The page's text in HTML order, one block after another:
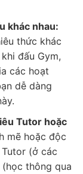
khác nhau:
thức khác
đấu Gym,
các hoạt
dễ dàng
Tutor hoặc
mẽ hoặc độc
(ở các
thông qua